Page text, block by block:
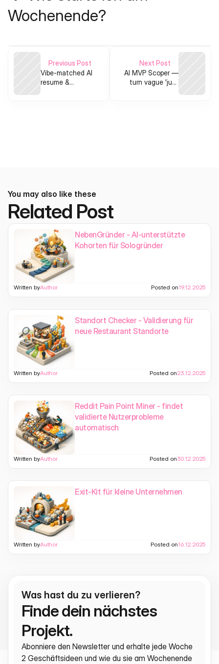
Wochenende?
Previous Post
Vibe-matched AI
resume &
Next Post
AI MVP Scoper —
turn vague 'just
You may also like these
Related Post
NebenGründer - AI-unterstützte
Kohorten für Sologründer
Written byAuthor Posted on19.12.2025
Standort Checker - Validierung für
neue Restaurant Standorte
Written byAuthor Posted on23.12.2025
Reddit Pain Point Miner - findet
validierte Nutzerprobleme
automatisch
Written byAuthor Posted on30.12.2025
Exit-Kit für kleine Unternehmen
Written byAuthor Posted on16.12.2025
Was hast du zu verlieren?
Finde dein nächstes
Projekt.
Abonniere den Newsletter und erhalte jede Woche
2 Geschäftsideen und wie du sie am Wochenende